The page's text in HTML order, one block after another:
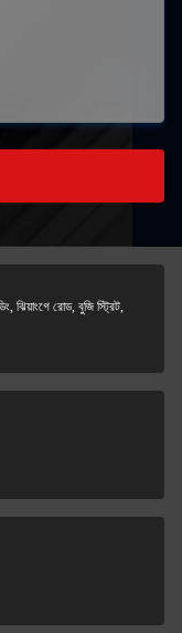
ঝিয়াংগে রোড, বুজি স্ট্রিট,